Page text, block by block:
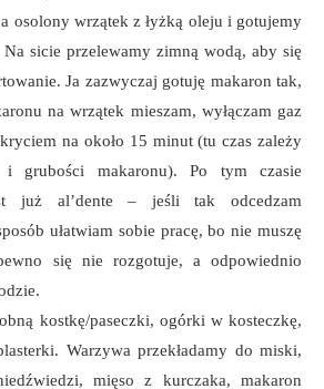
osolony wrzątek z łyżką oleju i gotujemy
Na sicie przelewamy zimną wodą, aby się
Ja zazwyczaj gotuję makaron tak,
na wrzątek mieszam, wyłączam gaz
na około 15 minut (tu czas zależy
grubości makaronu). Po tym czasie
już al’dente – jeśli tak odcedzam
ułatwiam sobie pracę, bo nie muszę
się nie rozgotuje, a odpowiednio
kostkę/paseczki, ogórki w kosteczkę,
Warzywa przekładamy do miski,
mięso z kurczaka, makaron